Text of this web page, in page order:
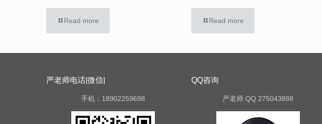
Read more Read more
严老师电话|微信|
手机：18902259698
QQ咨询
严老师 QQ 275043888